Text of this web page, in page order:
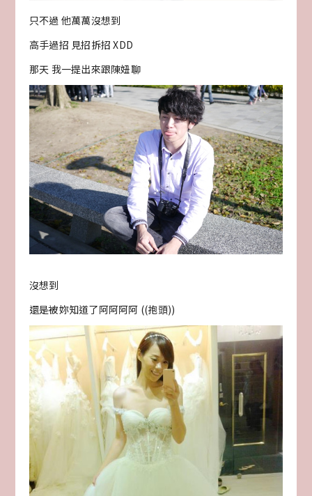
只不過 他萬萬沒想到
高手過招 見招拆招 XDD
那天 我一提出來跟陳妞聊
沒想到
還是被妳知道了阿阿阿阿 ((抱頭))